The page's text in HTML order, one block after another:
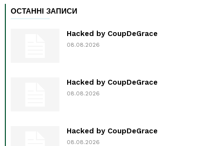
ОСТАННІ ЗАПИСИ
Hacked by CoupDeGrace
08.08.2026
Hacked by CoupDeGrace
08.08.2026
Hacked by CoupDeGrace
08.08.2026